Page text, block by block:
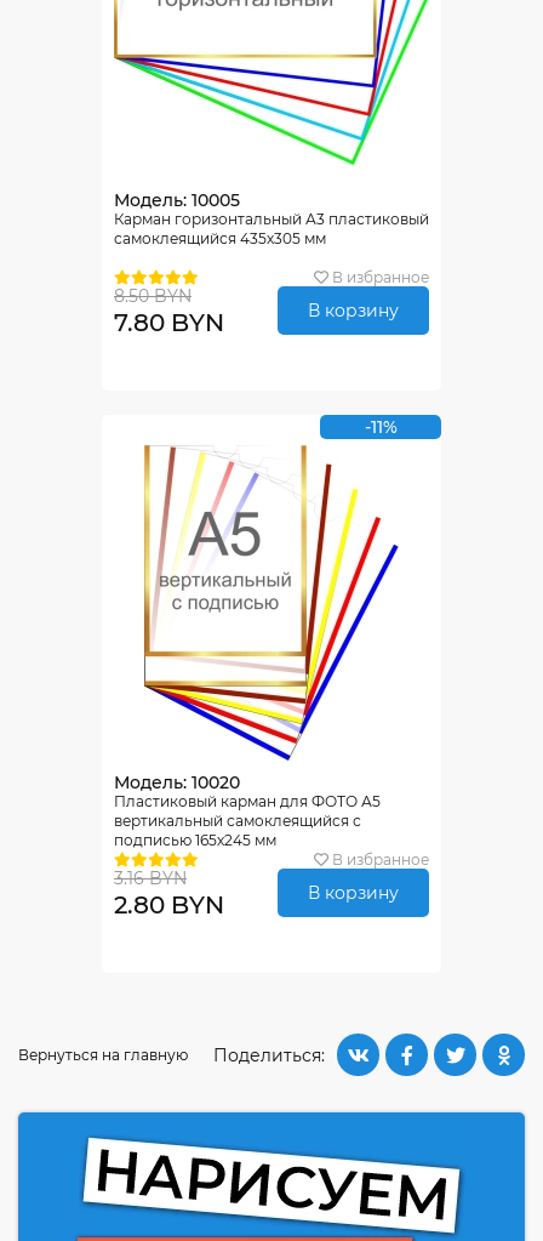
Модель: 10005
Карман горизонтальный А3 пластиковый
самоклеящийся 435х305 мм
В избранное
8.50 BYN
7.80 BYN В корзину
-11%
Модель: 10020
Пластиковый карман для ФОТО А5
вертикальный самоклеящийся с
подписью 165х245 мм
В избранное
3.16 BYN
2.80 BYN В корзину
Поделиться:
Вернуться на главную